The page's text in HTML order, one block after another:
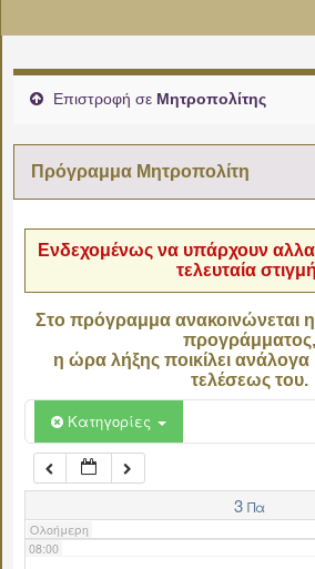
Επιστροφή σε Μητροπολίτης
Πρόγραμμα Μητροπολίτη
Ενδεχομένως να υπάρχουν
τελευταία
Στο πρόγραμμα ανακοινώνεται
προγράμματος,
η ώρα λήξης ποικίλει ανάλογα
τελέσεως του.
Κατηγορίες
3 Πα
Ολοήμερη
02:00
06:00
07:00
08:00